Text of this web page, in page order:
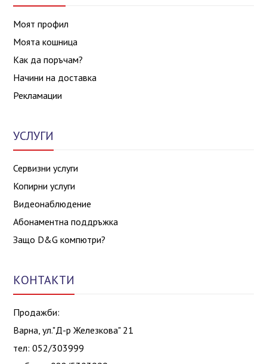
Моят профил
Моята кошница
Как да поръчам?
Начини на доставка
Рекламации
УСЛУГИ
Сервизни услуги
Копирни услуги
Видеонаблюдение
Абонаментна поддръжка
Защо D&G компютри?
КОНТАКТИ
Продажби:
Варна, ул."Д-р Железкова" 21
тел: 052/303999